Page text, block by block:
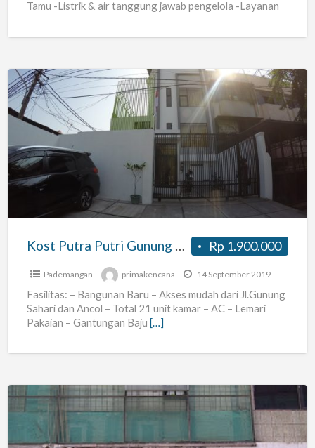
Tamu -Listrik & air tanggung jawab pengelola -Layanan
Kost
Putra
Gunung
Sahari
Rp 1.900.000
Kost Putra Putri Gunung Sahari
Pademangan primakencana 14 September 2019
Fasilitas: – Bangunan Baru – Akses mudah dari Jl.Gunung
Sahari dan Ancol – Total 21 unit kamar – AC – Lemari
Pakaian – Gantungan Baju […]
gunung